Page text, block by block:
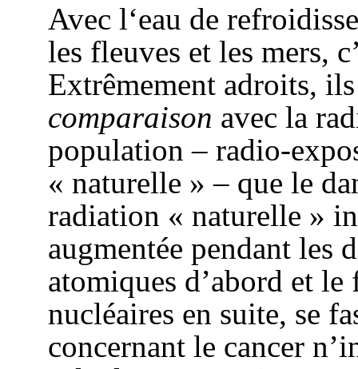
Avec l‘eau de
les fleuves et les mers,
Extrêmement adroits,
comparaison avec la
population – radio-
« naturelle » – que le
radiation « naturelle »
augmentée pendant les
atomiques d’abord et
nucléaires en suite, se
concernant le cancer